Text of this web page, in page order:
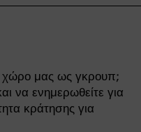
χώρο μας ως γκρουπ;
να ενημερωθείτε για
κράτησης για